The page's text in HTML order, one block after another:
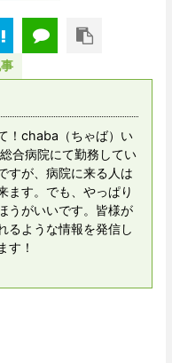
！chaba（ちゃば）い
合病院にて勤務してい
すが、病院に来る人は
ます。でも、やっぱり
うがいいです。皆様が
るような情報を発信し
す！